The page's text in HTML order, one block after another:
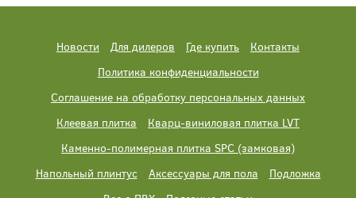
Новости Для дилеров Где купить
Контакты
Политика конфиденциальности
Соглашение на обработку персональных данных
Клеевая плитка
Кварц-виниловая плитка LVT
Каменно-полимерная плитка SPC (замковая)
Напольный плинтус
Аксессуары для пола
Подложка